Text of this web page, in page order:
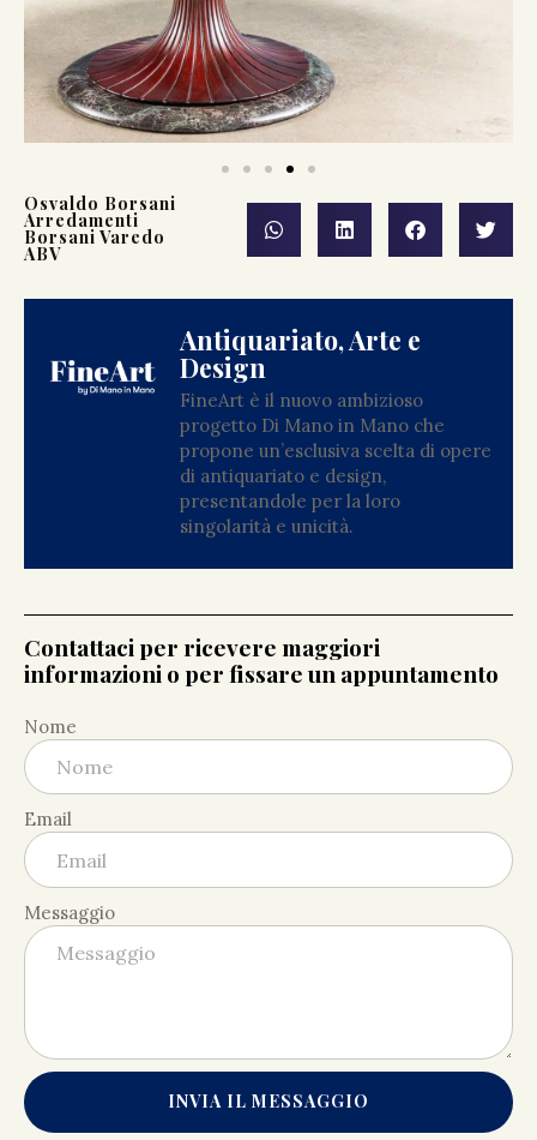
Osvaldo Borsani
Arredamenti
Borsani Varedo
ABV
Antiquariato, Arte e
Design
FineArt è il nuovo ambizioso
progetto Di Mano in Mano che
propone un’esclusiva scelta di opere
di antiquariato e design,
presentandole per la loro
singolarità e unicità.
Contattaci per ricevere maggiori
informazioni o per fissare un appuntamento
Nome
Email
Messaggio
INVIA IL MESSAGGIO